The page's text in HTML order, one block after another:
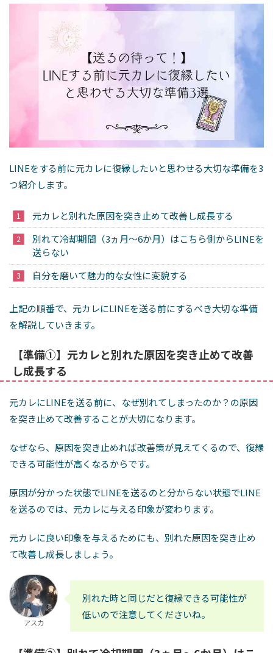
LINEをする前に元カレに復縁したいと思わせる大切な準備を3
つ紹介します。
元カレと別れた原因を突き止めて改善し成長する
別れて冷却期間（3ヵ月～6か月）はこちら側からLINEを
送らない
自分を磨いて魅力的な女性に変貌する
上記の順番で、元カレにLINEを送る前にするべき大切な準備
を解説していきます。
【準備①】元カレと別れた原因を突き止めて改善
し成長する
元カレにLINEを送る前に、なぜ別れてしまったのか？の原因
を突き止めて改善することが大切になります。
なぜなら、原因を突き止めれば改善策が見えてくるので、復縁
できる可能性が高くなるからです。
原因が分かった状態でLINEを送るのと分からない状態でLINE
を送るのでは、元カレに与える印象が変わります。
元カレに良い印象を与えるためにも、別れた原因を突き止め
て改善し成長しましょう。
アスカ
別れた時と同じだと復縁できる可能性が
低いので注意してくださいね。